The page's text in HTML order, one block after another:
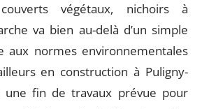
végétaux, nichoirs à
va bien au-delà d’un simple
aux normes environnementales
en construction à Puligny-
une fin de travaux prévue pour